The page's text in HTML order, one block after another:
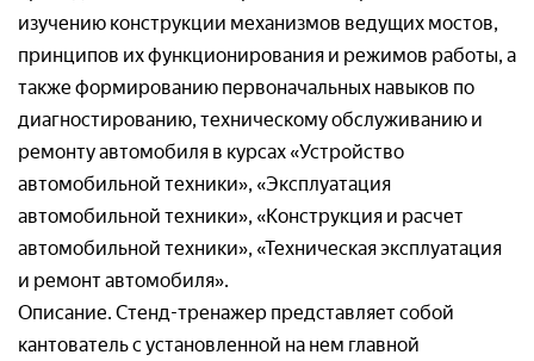
изучению конструкции механизмов ведущих мостов,
принципов их функционирования и режимов работы, а
также формированию первоначальных навыков по
диагностированию, техническому обслуживанию и
ремонту автомобиля в курсах «Устройство
автомобильной техники», «Эксплуатация
автомобильной техники», «Конструкция и расчет
автомобильной техники», «Техническая эксплуатация
и ремонт автомобиля».
Описание. Стенд-тренажер представляет собой
кантователь с установленной на нем главной
Товар*
Организация*
Номер телефон *
Товар*
Организация*
Номер телефон*
Ваш вопрос:*
Товар*
Организация*
Номер телефона*